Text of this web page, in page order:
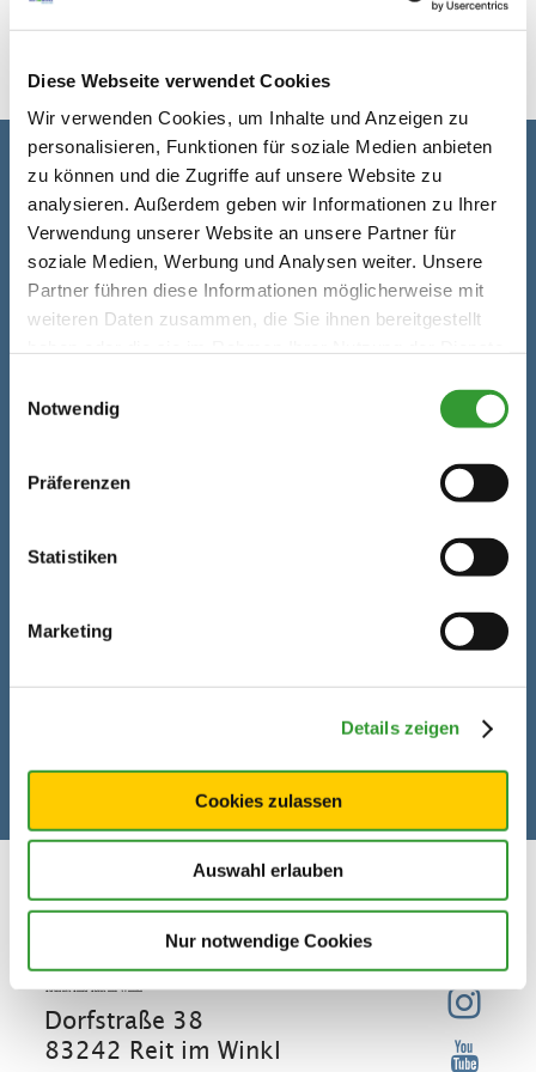
Diese Webseite verwendet Cookies
Wir verwenden Cookies, um Inhalte und Anzeigen zu
personalisieren, Funktionen für soziale Medien anbieten
zu können und die Zugriffe auf unsere Website zu
analysieren. Außerdem geben wir Informationen zu Ihrer
Verwendung unserer Website an unsere Partner für
soziale Medien, Werbung und Analysen weiter. Unsere
Partner führen diese Informationen möglicherweise mit
weiteren Daten zusammen, die Sie ihnen bereitgestellt
Notwendig
Präferenzen
Statistiken
Marketing
Details zeigen
Cookies zulassen
Auswahl erlauben
Nur notwendige Cookies
Contact details
Address
meine Volksbank
Raiffeisenbank eG
Weitseestraße 8
83242 Reit im Winkl
Phone
Tourist Info Reit im Winkl
Dorfstraße 38
83242 Reit im Winkl